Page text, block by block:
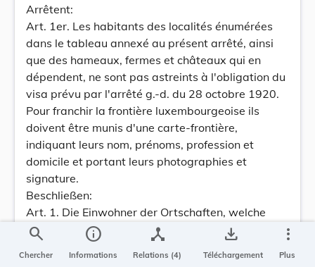
Arrêtent:
Art. 1er. Les habitants des localités énumérées
dans le tableau annexé au présent arrêté, ainsi
que des hameaux, fermes et châteaux qui en
dépendent, ne sont pas astreints à l'obligation du
visa prévu par l'arrêté g.-d. du 28 octobre 1920.
Pour franchir la frontière luxembourgeoise ils
doivent être munis d'une carte-frontière,
indiquant leurs nom, prénoms, profession et
domicile et portant leurs photographies et
signature.
Beschließen:
Art. 1. Die Einwohner der Ortschaften, welche
in der diesem Beschlusse beigefügten Tabelle
aufgezählt sind, sowie die Einwohner der zu
diesen Ortschaften gehörigen Weiler, Höfe und
search
Chercher
info
Informations
device_hub
Relations (4)
save_alt
Téléchargement
more_vert
Plus